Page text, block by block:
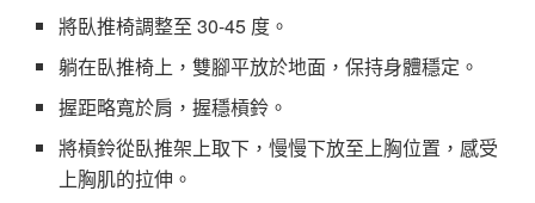
將臥推椅調整至 30-45 度。
躺在臥推椅上，雙腳平放於地面，保持身體穩定。
握距略寬於肩，握穩槓鈴。
將槓鈴從臥推架上取下，慢慢下放至上胸位置，感受
上胸肌的拉伸。